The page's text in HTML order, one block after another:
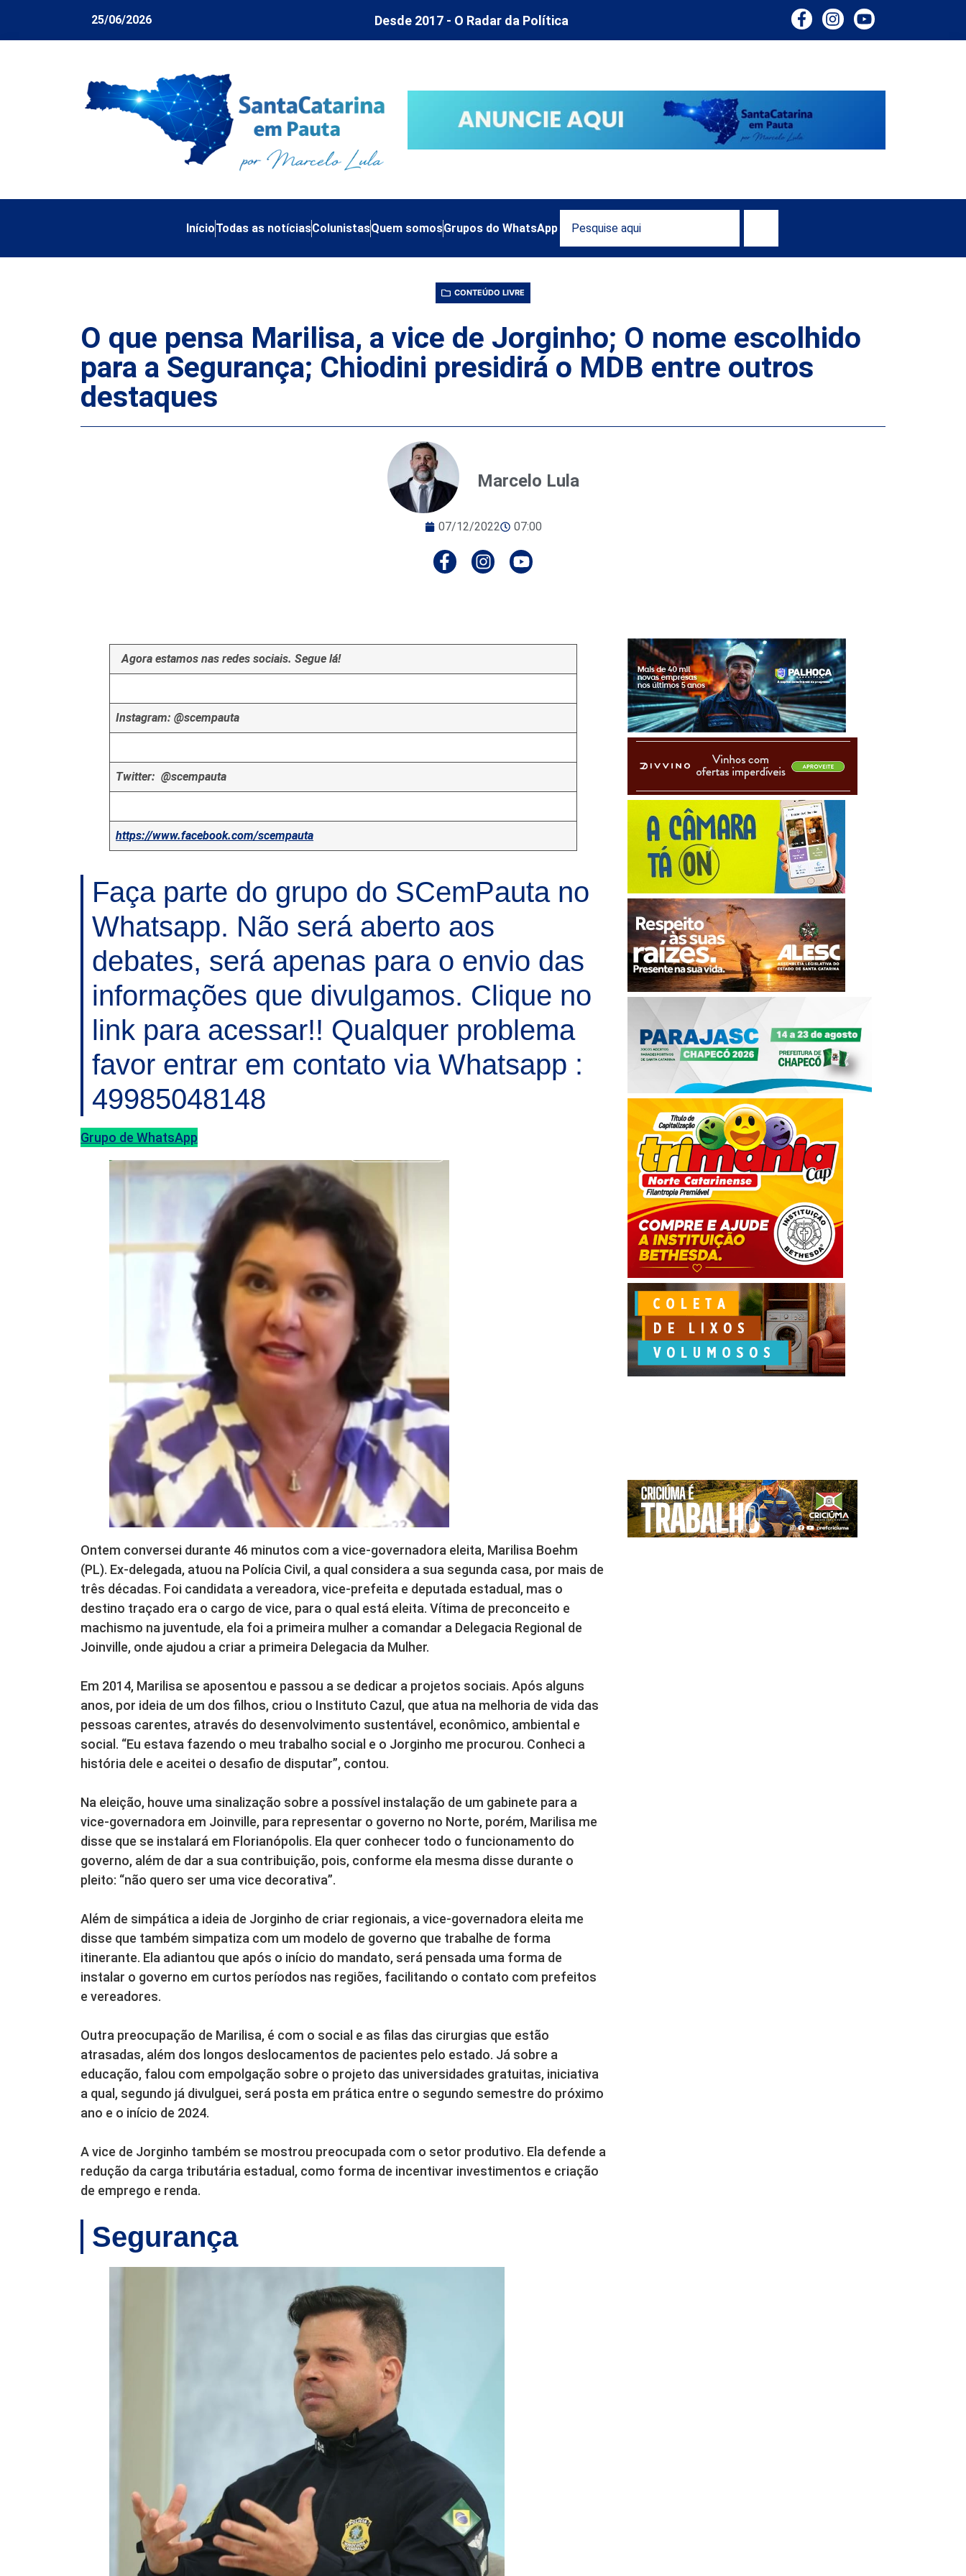
25/06/2026 Desde 2017 - O Radar da Política
InícioTodas as notíciasColunistasQuem somosGrupos do WhatsApp
CONTEÚDO LIVRE
O que pensa Marilisa, a vice de Jorginho; O nome escolhido
para a Segurança; Chiodini presidirá o MDB entre outros
destaques
Marcelo Lula
07/12/2022 07:00
Agora estamos nas redes sociais. Segue lá!
Instagram: @scempauta
Twitter: @scempauta
https://www.facebook.com/scempauta
Faça parte do grupo do SCemPauta no
Whatsapp. Não será aberto aos
debates, será apenas para o envio das
informações que divulgamos. Clique no
link para acessar!! Qualquer problema
favor entrar em contato via Whatsapp :
49985048148
Grupo de WhatsApp
Ontem conversei durante 46 minutos com a vice-governadora eleita, Marilisa Boehm
(PL). Ex-delegada, atuou na Polícia Civil, a qual considera a sua segunda casa, por mais de
três décadas. Foi candidata a vereadora, vice-prefeita e deputada estadual, mas o
destino traçado era o cargo de vice, para o qual está eleita. Vítima de preconceito e
machismo na juventude, ela foi a primeira mulher a comandar a Delegacia Regional de
Joinville, onde ajudou a criar a primeira Delegacia da Mulher.
Em 2014, Marilisa se aposentou e passou a se dedicar a projetos sociais. Após alguns
anos, por ideia de um dos filhos, criou o Instituto Cazul, que atua na melhoria de vida das
pessoas carentes, através do desenvolvimento sustentável, econômico, ambiental e
social. “Eu estava fazendo o meu trabalho social e o Jorginho me procurou. Conheci a
história dele e aceitei o desafio de disputar”, contou.
Na eleição, houve uma sinalização sobre a possível instalação de um gabinete para a
vice-governadora em Joinville, para representar o governo no Norte, porém, Marilisa me
disse que se instalará em Florianópolis. Ela quer conhecer todo o funcionamento do
governo, além de dar a sua contribuição, pois, conforme ela mesma disse durante o
pleito: “não quero ser uma vice decorativa”.
Além de simpática a ideia de Jorginho de criar regionais, a vice-governadora eleita me
disse que também simpatiza com um modelo de governo que trabalhe de forma
itinerante. Ela adiantou que após o início do mandato, será pensada uma forma de
instalar o governo em curtos períodos nas regiões, facilitando o contato com prefeitos
e vereadores.
Outra preocupação de Marilisa, é com o social e as filas das cirurgias que estão
atrasadas, além dos longos deslocamentos de pacientes pelo estado. Já sobre a
educação, falou com empolgação sobre o projeto das universidades gratuitas, iniciativa
a qual, segundo já divulguei, será posta em prática entre o segundo semestre do próximo
ano e o início de 2024.
A vice de Jorginho também se mostrou preocupada com o setor produtivo. Ela defende a
redução da carga tributária estadual, como forma de incentivar investimentos e criação
de emprego e renda.
Segurança